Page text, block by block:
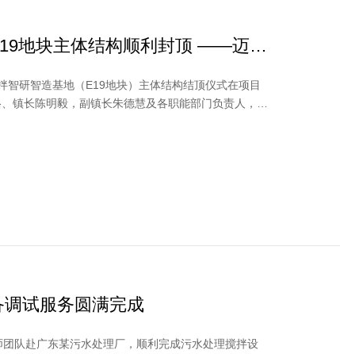
地块主体结构顺利封顶 ——迈向
智研智造基地（E19地块）主体结构结顶仪式在项目
镇长陈明毅，副镇长朱德慧及各职能部门负责人，藤
试服务圆满完成
赴广东某污水处理厂，顺利完成污水处理搅拌设